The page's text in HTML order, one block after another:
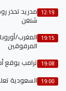
12:19 مدريد تحذر
شنغن
19:15 المغرب/
المرفوقين
19:08 ترامب يوقع
19:00 السعودية